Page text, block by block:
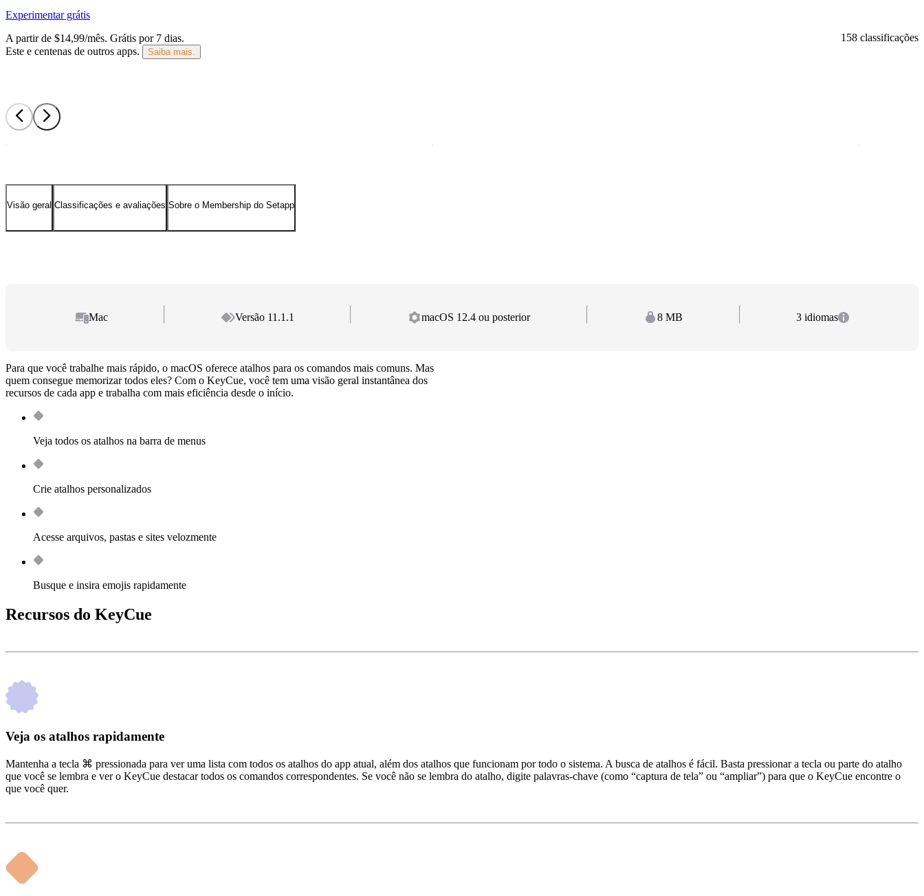
158 classificações
Experimentar grátis
A partir de $14,99/mês. Grátis por 7 dias.
Este e centenas de outros apps.
Saiba mais.
Visão geral Classificações e avaliações Sobre o Membership do Setapp
Mac Versão 11.1.1 macOS 12.4 ou posterior 8 MB 3 idiomas
Para que você trabalhe mais rápido, o macOS oferece atalhos para os comandos mais comuns. Mas
quem consegue memorizar todos eles? Com o KeyCue, você tem uma visão geral instantânea dos
recursos de cada app e trabalha com mais eficiência desde o início.
Veja todos os atalhos na barra de menus
Crie atalhos personalizados
Acesse arquivos, pastas e sites velozmente
Busque e insira emojis rapidamente
Recursos do KeyCue
Veja os atalhos rapidamente
Mantenha a tecla ⌘ pressionada para ver uma lista com todos os atalhos do app atual, além dos atalhos que funcionam por todo o sistema. A busca de atalhos é fácil. Basta pressionar a tecla ou parte do atalho
que você se lembra e ver o KeyCue destacar todos os comandos correspondentes. Se você não se lembra do atalho, digite palavras‑chave (como “captura de tela” ou “ampliar”) para que o KeyCue encontre o
que você quer.